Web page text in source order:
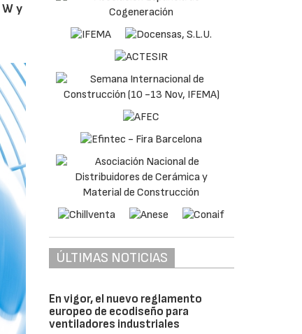
y
ÚLTIMAS NOTICIAS
En vigor, el nuevo reglamento
europeo de ecodiseño para
ventiladores industriales